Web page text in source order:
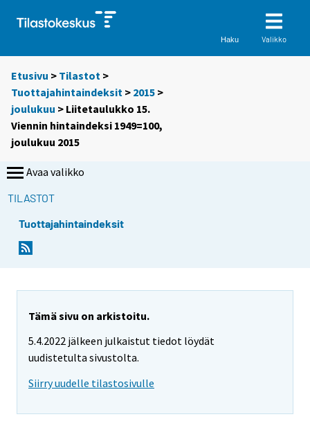
Haku Valikko
Etusivu > Tilastot >
Tuottajahintaindeksit > 2015 >
joulukuu > Liitetaulukko 15.
Viennin hintaindeksi 1949=100,
joulukuu 2015
Avaa valikko
TILASTOT
Tuottajahintaindeksit
Tämä sivu on arkistoitu.
5.4.2022 jälkeen julkaistut tiedot löydät
uudistetulta sivustolta.
Siirry uudelle tilastosivulle